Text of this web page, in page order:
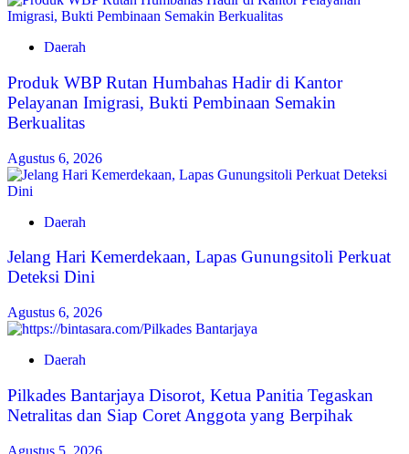
Daerah
Produk WBP Rutan Humbahas Hadir di Kantor
Pelayanan Imigrasi, Bukti Pembinaan Semakin
Berkualitas
Agustus 6, 2026
Daerah
Jelang Hari Kemerdekaan, Lapas Gunungsitoli Perkuat
Deteksi Dini
Agustus 6, 2026
Daerah
Pilkades Bantarjaya Disorot, Ketua Panitia Tegaskan
Netralitas dan Siap Coret Anggota yang Berpihak
Agustus 5, 2026